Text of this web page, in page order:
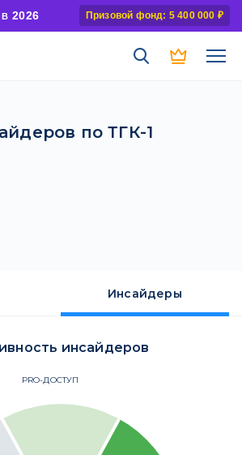
2026 Призовой фонд: 5 400 000 ₽
по ТГК-1
Инсайдеры
инсайдеров
PRO-ДОСТУП